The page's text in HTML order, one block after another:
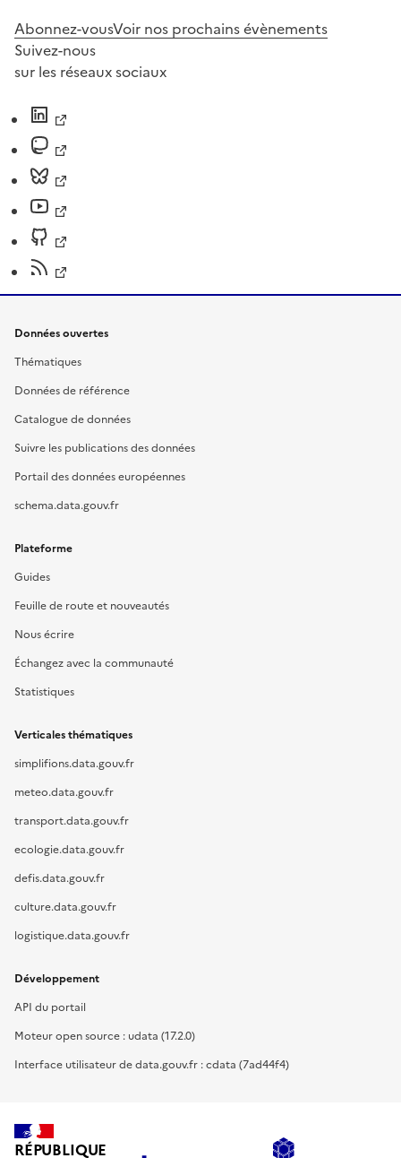
Abonnez-vousVoir nos prochains évènements
Suivez-nous
sur les réseaux sociaux
Données ouvertes
Thématiques
Données de référence
Catalogue de données
Suivre les publications des données
Portail des données européennes
schema.data.gouv.fr
Plateforme
Guides
Feuille de route et nouveautés
Nous écrire
Échangez avec la communauté
Statistiques
Verticales thématiques
simplifions.data.gouv.fr
meteo.data.gouv.fr
transport.data.gouv.fr
ecologie.data.gouv.fr
defis.data.gouv.fr
culture.data.gouv.fr
logistique.data.gouv.fr
Développement
API du portail
Moteur open source : udata (17.2.0)
Interface utilisateur de data.gouv.fr : cdata (7ad44f4)
RÉPUBLIQUE